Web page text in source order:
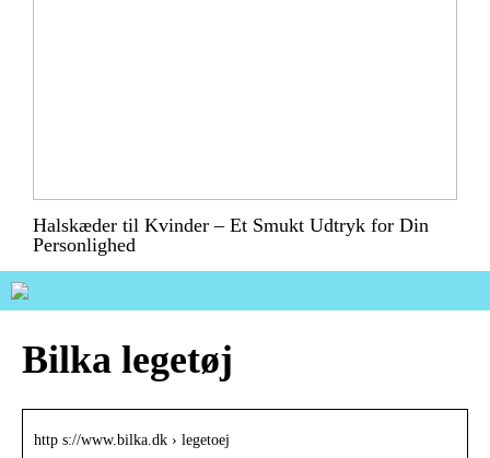
Halskæder til Kvinder – Et Smukt Udtryk for Din
Personlighed
Bilka legetøj
http s://www.bilka.dk › legetoej